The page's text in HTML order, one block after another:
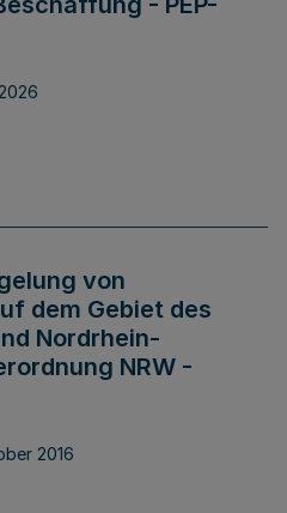
von
dem Gebiet des
Nordrhein-
NRW -
2016